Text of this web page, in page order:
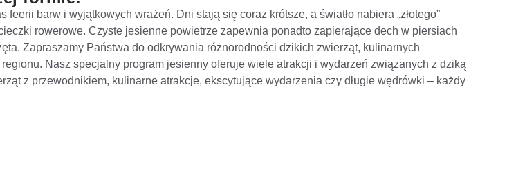
barw i wyjątkowych wrażeń. Dni stają się coraz krótsze, a światło nabiera „złotego”
rowerowe. Czyste jesienne powietrze zapewnia ponadto zapierające dech w piersiach
Zapraszamy Państwa do odkrywania różnorodności dzikich zwierząt, kulinarnych
Nasz specjalny program jesienny oferuje wiele atrakcji i wydarzeń związanych z dziką
z przewodnikiem, kulinarne atrakcje, ekscytujące wydarzenia czy długie wędrówki – każdy